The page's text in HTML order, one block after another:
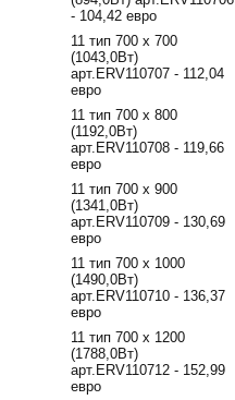
- 104,42 евро
11 тип 700 х 700
(1043,0Вт)
арт.ERV110707 - 112,04
евро
11 тип 700 х 800
(1192,0Вт)
арт.ERV110708 - 119,66
евро
11 тип 700 х 900
(1341,0Вт)
арт.ERV110709 - 130,69
евро
11 тип 700 х 1000
(1490,0Вт)
арт.ERV110710 - 136,37
евро
11 тип 700 х 1200
(1788,0Вт)
арт.ERV110712 - 152,99
евро